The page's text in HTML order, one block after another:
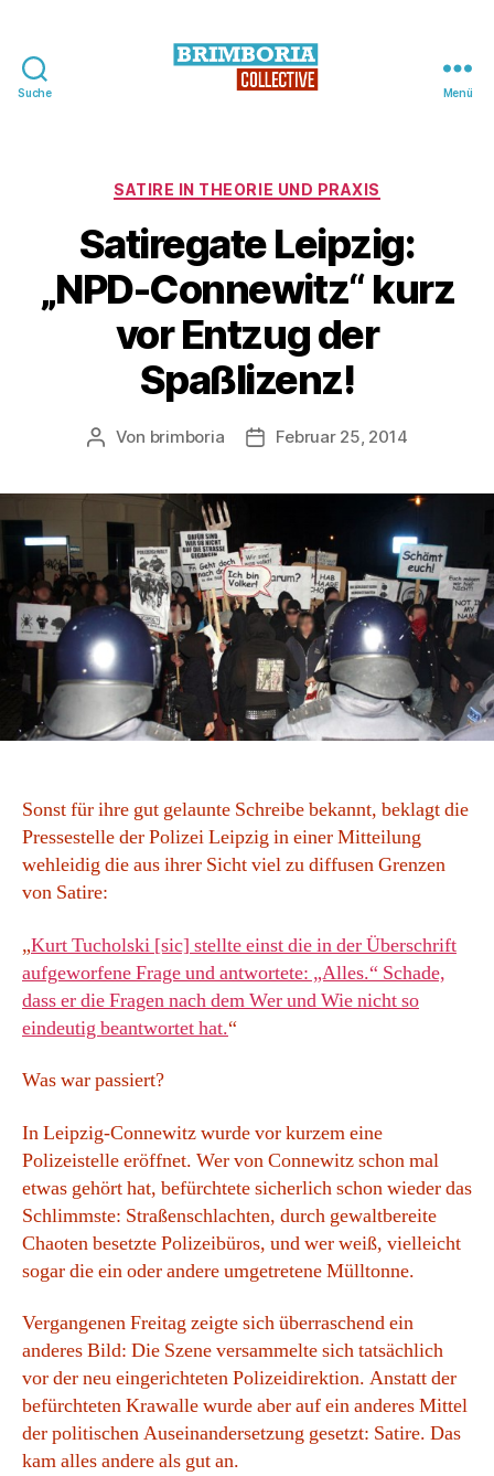
Suche Menü
Kategorien
SATIRE IN THEORIE UND PRAXIS
Satiregate Leipzig:
„NPD-Connewitz“ kurz
vor Entzug der
Spaßlizenz!
Beitragsautor
Von brimboria Beitragsdatum
Februar 25, 2014
Sonst für ihre gut gelaunte Schreibe bekannt, beklagt die
Pressestelle der Polizei Leipzig in einer Mitteilung
wehleidig die aus ihrer Sicht viel zu diffusen Grenzen
von Satire:
„Kurt Tucholski [sic] stellte einst die in der Überschrift
aufgeworfene Frage und antwortete: „Alles.“ Schade,
dass er die Fragen nach dem Wer und Wie nicht so
eindeutig beantwortet hat.“
Was war passiert?
In Leipzig-Connewitz wurde vor kurzem eine
Polizeistelle eröffnet. Wer von Connewitz schon mal
etwas gehört hat, befürchtete sicherlich schon wieder das
Schlimmste: Straßenschlachten, durch gewaltbereite
Chaoten besetzte Polizeibüros, und wer weiß, vielleicht
sogar die ein oder andere umgetretene Mülltonne.
Vergangenen Freitag zeigte sich überraschend ein
anderes Bild: Die Szene versammelte sich tatsächlich
vor der neu eingerichteten Polizeidirektion. Anstatt der
befürchteten Krawalle wurde aber auf ein anderes Mittel
der politischen Auseinandersetzung gesetzt: Satire. Das
kam alles andere als gut an.